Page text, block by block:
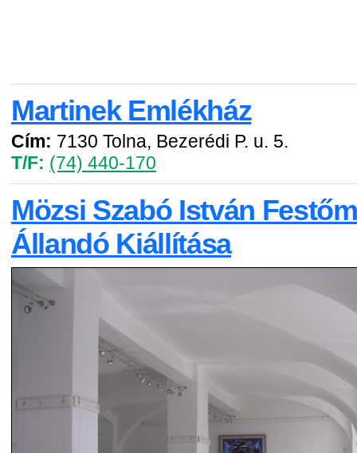
Martinek Emlékház
Cím: 7130 Tolna, Bezerédi P. u. 5.
T/F: (74) 440-170
Mözsi Szabó István
Állandó Kiállítása